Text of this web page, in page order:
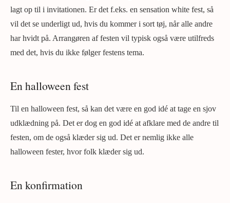
lagt op til i invitationen. Er det f.eks. en sensation white fest, så
vil det se underligt ud, hvis du kommer i sort tøj, når alle andre
har hvidt på. Arrangøren af festen vil typisk også være utilfreds
med det, hvis du ikke følger festens tema.
En halloween fest
Til en halloween fest, så kan det være en god idé at tage en sjov
udklædning på. Det er dog en god idé at afklare med de andre til
festen, om de også klæder sig ud. Det er nemlig ikke alle
halloween fester, hvor folk klæder sig ud.
En konfirmation